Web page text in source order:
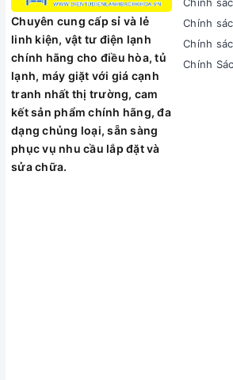
Schoot của Đức bền đẹp, có khả năng
Bề mặt bếp được phun sơn lán mịn, có
sạch sau mỗi lần sử dụng. Người dùng
nguội rồi dùng khăn ẩm lau sơ, là bếp
như cũ.
Bếp với chế độ nấu: nấu canh, nấu
chưng/hầm, chiên/xào, nướng, đáp
cầu nấu nướng, giúp bạn chế biến
phong phú, đa dạng bữa ăn gia đình.
Hệ thống điều khiển bằng cảm ứng với
Chuyên cung cấp sỉ và lẻ
linh kiện, vật tư điện lạnh
chính hãng cho điều hòa, tủ
lạnh, máy giặt với giá cạnh
tranh nhất thị trường, cam
kết sản phẩm chính hãng, đa
dạng chủng loại, sẵn sàng
phục vụ nhu cầu lắp đặt và
sửa chữa.
Chính
Chính
Chính